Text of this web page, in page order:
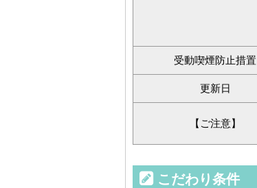
受動喫煙防止措置
更新日
【ご注意】
こだわり条件